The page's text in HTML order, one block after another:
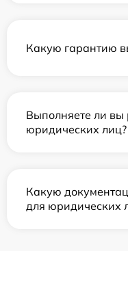
Какую гарантию
Выполняете ли вы
юридических лиц?
Какую
для юридических